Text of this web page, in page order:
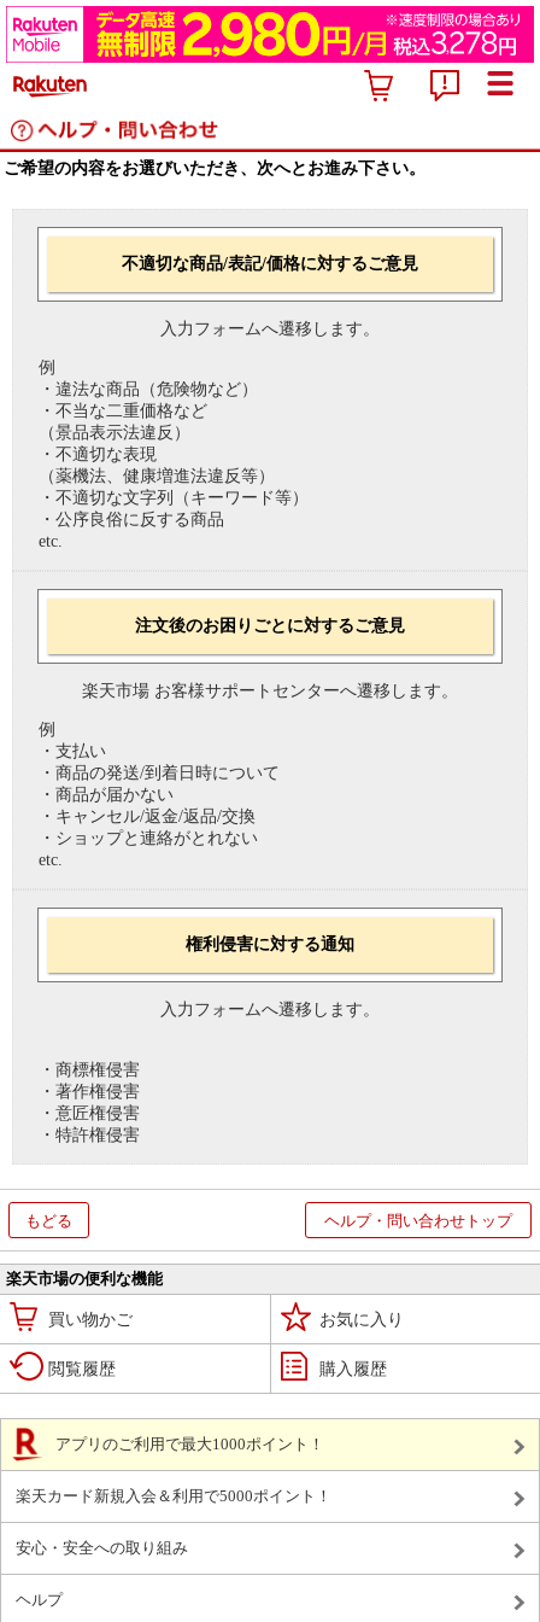
ご希望の内容をお選びいただき、次へとお進み下さい。
不適切な商品/表記/価格に対するご意見
入力フォームへ遷移します。
例
・違法な商品（危険物など）
・不当な二重価格など
（景品表示法違反）
・不適切な表現
（薬機法、健康増進法違反等）
・不適切な文字列（キーワード等）
・公序良俗に反する商品
etc.
注文後のお困りごとに対するご意見
楽天市場 お客様サポートセンターへ遷移します。
例
・支払い
・商品の発送/到着日時について
・商品が届かない
・キャンセル/返金/返品/交換
・ショップと連絡がとれない
etc.
権利侵害に対する通知
入力フォームへ遷移します。
・商標権侵害
・著作権侵害
・意匠権侵害
・特許権侵害
もどる ヘルプ・問い合わせトップ
楽天市場の便利な機能
買い物かご お気に入り
閲覧履歴 購入履歴
アプリのご利用で最大1000ポイント！
楽天カード新規入会＆利用で5000ポイント！
安心・安全への取り組み
ヘルプ